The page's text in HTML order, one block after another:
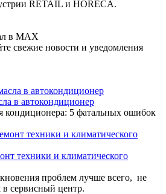
RETAIL и HORECA.
в MAX
свежие новости и уведомления
в автокондиционер
кондиционера: 5 фатальных ошибок
техники и климатического
проблем лучше всего, не
в сервисный центр.